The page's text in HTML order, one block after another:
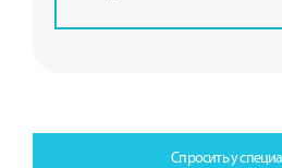
Спросить у